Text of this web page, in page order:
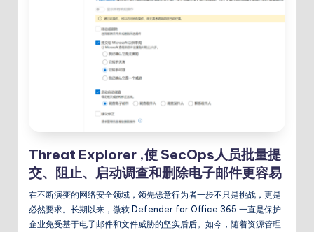
Threat Explorer ,使 SecOps人员批量提
交、阻止、启动调查和删除电子邮件更容易
在不断演变的网络安全领域，领先恶意行为者一步不只是挑战，更是
必然要求。长期以来，微软 Defender for Office 365 一直是保护
企业免受基于电子邮件和文件威胁的坚实后盾。如今，随着资源管理